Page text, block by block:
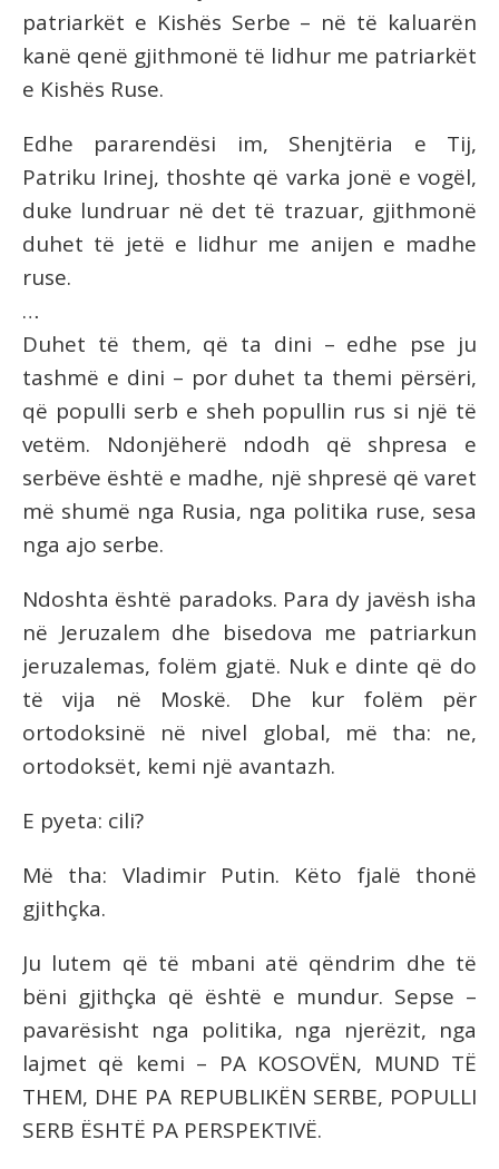
patriarkët e Kishës Serbe – në të kaluarën
kanë qenë gjithmonë të lidhur me patriarkët
e Kishës Ruse.
Edhe pararendësi im, Shenjtëria e Tij,
Patriku Irinej, thoshte që varka jonë e vogël,
duke lundruar në det të trazuar, gjithmonë
duhet të jetë e lidhur me anijen e madhe
ruse.
…
Duhet të them, që ta dini – edhe pse ju
tashmë e dini – por duhet ta themi përsëri,
që populli serb e sheh popullin rus si një të
vetëm. Ndonjëherë ndodh që shpresa e
serbëve është e madhe, një shpresë që varet
më shumë nga Rusia, nga politika ruse, sesa
nga ajo serbe.
Ndoshta është paradoks. Para dy javësh isha
në Jeruzalem dhe bisedova me patriarkun
jeruzalemas, folëm gjatë. Nuk e dinte që do
të vija në Moskë. Dhe kur folëm për
ortodoksinë në nivel global, më tha: ne,
ortodoksët, kemi një avantazh.
E pyeta: cili?
Më tha: Vladimir Putin. Këto fjalë thonë
gjithçka.
Ju lutem që të mbani atë qëndrim dhe të
bëni gjithçka që është e mundur. Sepse –
pavarësisht nga politika, nga njerëzit, nga
lajmet që kemi – PA KOSOVËN, MUND TË
THEM, DHE PA REPUBLIKËN SERBE, POPULLI
SERB ËSHTË PA PERSPEKTIVË.